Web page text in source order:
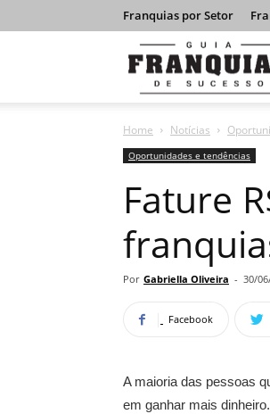
Franquias por Setor
Home Notícias
Oportunidades e tendências
Fature
Por Gabriella Oliveira - 30/
Facebook
A maioria das pessoas
em ganhar mais